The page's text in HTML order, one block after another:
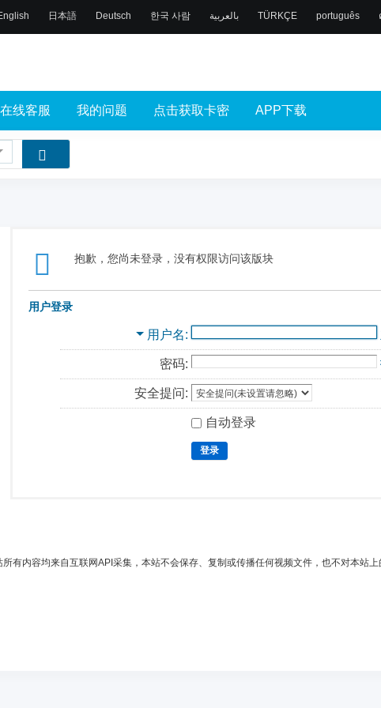
日本語 Deutsch 한국 사람 بالعربية TÜRKÇE português
在线客服 我的问题 点击获取卡密 APP下载
抱歉，您尚未登录，没有权限访问该版块
用户登录
用户名
密码:
安全提问:
自动登录
登录
所有内容均来自互联网API采集，本站不会保存、复制或传播任何视频文件，也不对本站